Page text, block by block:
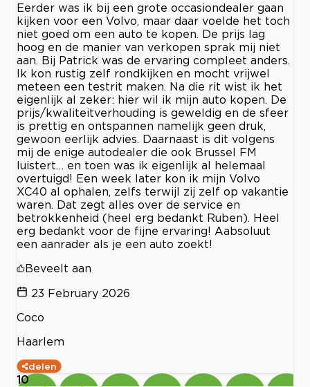
Eerder was ik bij een grote occasiondealer gaan
kijken voor een Volvo, maar daar voelde het toch
niet goed om een auto te kopen. De prijs lag
hoog en de manier van verkopen sprak mij niet
aan. Bij Patrick was de ervaring compleet anders.
Ik kon rustig zelf rondkijken en mocht vrijwel
meteen een testrit maken. Na die rit wist ik het
eigenlijk al zeker: hier wil ik mijn auto kopen. De
prijs/kwaliteitverhouding is geweldig en de sfeer
is prettig en ontspannen namelijk geen druk,
gewoon eerlijk advies. Daarnaast is dit volgens
mij de enige autodealer die ook Brussel FM
luistert… en toen was ik eigenlijk al helemaal
overtuigd! Een week later kon ik mijn Volvo
XC40 al ophalen, zelfs terwijl zij zelf op vakantie
waren. Dat zegt alles over de service en
betrokkenheid (heel erg bedankt Ruben). Heel
erg bedankt voor de fijne ervaring! Aabsoluut
een aanrader als je een auto zoekt!
Beveelt aan
23 February 2026
Coco
Haarlem
delen
10